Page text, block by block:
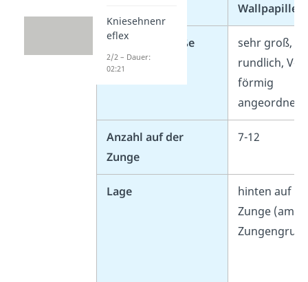
Wallpapillen
Form und Größe
sehr groß,
rundlich, V-
förmig
angeordnet
Anzahl auf der
Zunge
7-12
Lage
hinten auf
Zunge (am
Kniesehnenr
eflex
2/2 – Dauer:
02:21